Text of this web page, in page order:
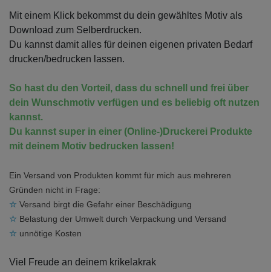
Mit einem Klick bekommst du dein gewähltes Motiv als
Download zum Selberdrucken.
Du kannst damit alles für deinen eigenen privaten Bedarf
drucken/bedrucken lassen.
So hast du den Vorteil, dass du schnell und frei über
dein Wunschmotiv verfügen und es beliebig oft nutzen
kannst.
Du kannst super in einer (Online-)Druckerei Produkte
mit deinem Motiv bedrucken lassen!
Ein Versand von Produkten kommt für mich aus mehreren
Gründen nicht in Frage:
☆ Versand birgt die Gefahr einer Beschädigung
☆ Belastung der Umwelt durch Verpackung und Versand
☆ unnötige Kosten
Viel Freude an deinem krikelakrak